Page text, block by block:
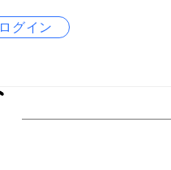
ログイン